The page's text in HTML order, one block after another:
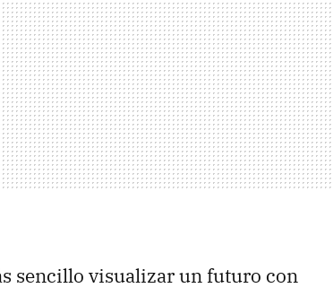
sencillo visualizar un futuro con